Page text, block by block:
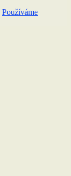
Používáme